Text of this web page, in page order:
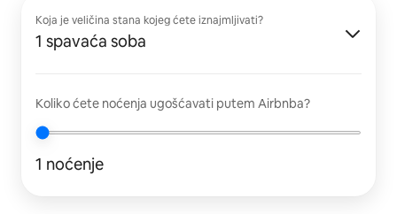
Koja je veličina stana kojeg ćete iznajmljivati?
1 spavaća soba
Koliko ćete noćenja ugošćavati putem Airbnba?
1 noćenje